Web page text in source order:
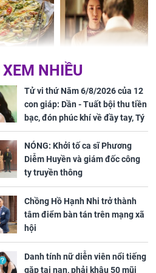
loại rau chỉ
ở chợ lại có
dụng tốt
Vừa ly hôn, vợ cũ sinh
đứa con giống mình
như đúc nhưng bí mật
phía sau gây sốc
12 con
sự nghiệp
hưng thịnh,
NHIỀU
Tử vi thứ Năm 6/8/2026 của 12
con giáp: Dần - Tuất bội thu tiền
bạc, đón phúc khí về đầy tay, Tý
- Mão công việc khó khăn, tiền
bạc đội nón ra đi
NÓNG: Khởi tố ca sĩ Phương
Diễm Huyền và giám đốc công
ty truyền thông
Chồng Hồ Hạnh Nhi trở thành
tâm điểm bàn tán trên mạng xã
hội
Danh tính nữ diễn viên nổi tiếng
gặp tai nạn, phải khâu 50 mũi